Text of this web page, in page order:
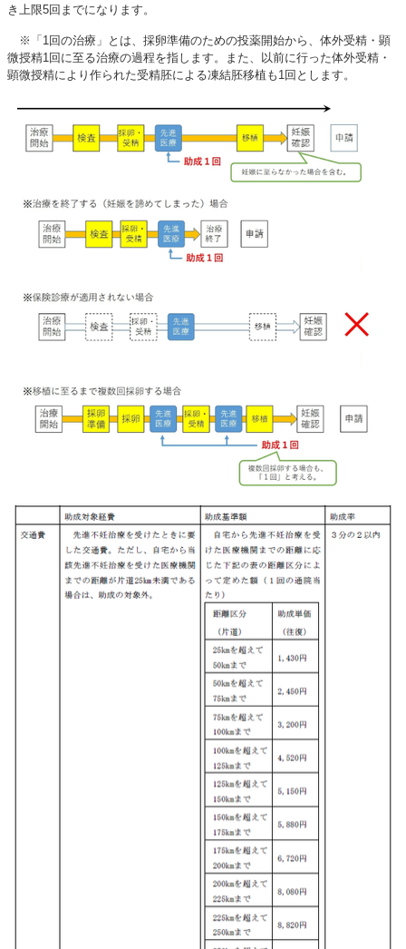
き上限5回までになります。
※「1回の治療」とは、採卵準備のための投薬開始から、体外受精・顕
微授精1回に至る治療の過程を指します。また、以前に行った体外受精・
顕微授精により作られた受精胚による凍結胚移植も1回とします。